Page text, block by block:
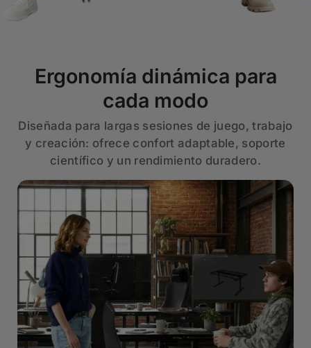
Ergonomía dinámica para
cada modo
Diseñada para largas sesiones de juego, trabajo
y creación: ofrece confort adaptable, soporte
científico y un rendimiento duradero.